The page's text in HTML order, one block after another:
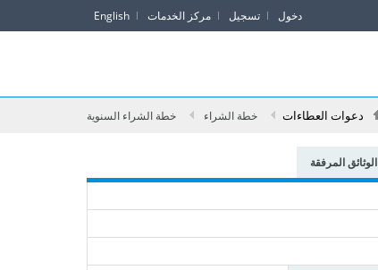
دخول تسجيل مركز الخدمات English
دعوات العطاءات خطة الشراء خطة الشراء السنوية
الوثائق المرفقة